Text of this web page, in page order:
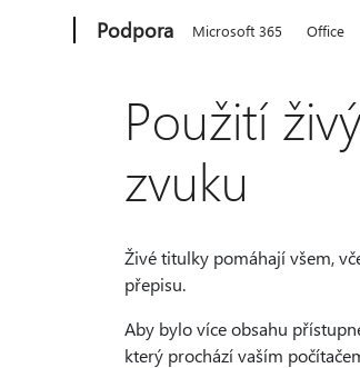
Podpora Microsoft 365 Office
Použití
zvuku
Živé titulky pomáhají všem,
přepisu.
Aby bylo více obsahu
který prochází vaším